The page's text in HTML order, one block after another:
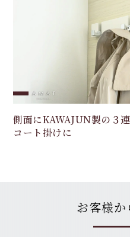
側面にKAWAJUN製の３
コート掛けに
お客様